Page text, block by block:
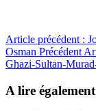
Article précédent :
Osman Précédent
Ghazi-Sultan-
A lire également